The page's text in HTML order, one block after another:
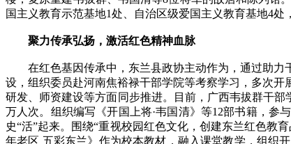
国主义教育示范基地1处、自治区级爱国主义教育基地4
聚力传承弘扬，激活红色精神血脉
在红色基因传承中，东兰县政协主动作为，通过助力
设，组织委员赴河南焦裕禄干部学院等考察学习，多次
研发、师资建设等方面同步推进。目前，广西韦拔群干
万人次。组织编写《开国上将·韦国清》等12部书籍，参
史“活”起来。围绕“重视校园红色文化，创建东兰红色教
年老区 五彩东兰》作为校本教材，融入课堂教学，组织